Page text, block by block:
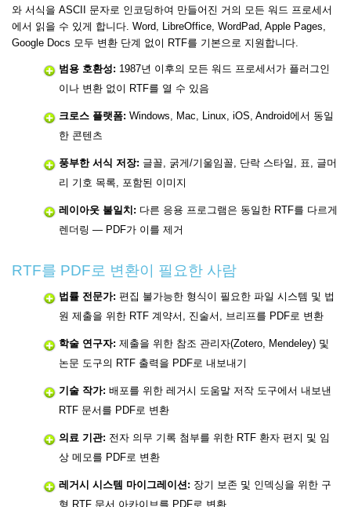
와 서식을 ASCII 문자로 인코딩하여 만들어진 거의 모든 워드 프로세서
에서 읽을 수 있게 합니다. Word, LibreOffice, WordPad, Apple Pages,
Google Docs 모두 변환 단계 없이 RTF를 기본으로 지원합니다.
범용 호환성: 1987년 이후의 모든 워드 프로세서가 플러그인
이나 변환 없이 RTF를 열 수 있음
크로스 플랫폼: Windows, Mac, Linux, iOS, Android에서 동일
한 콘텐츠
풍부한 서식 저장: 글꼴, 굵게/기울임꼴, 단락 스타일, 표, 글머
리 기호 목록, 포함된 이미지
레이아웃 불일치: 다른 응용 프로그램은 동일한 RTF를 다르게
렌더링 — PDF가 이를 제거
RTF를 PDF로 변환이 필요한 사람
법률 전문가: 편집 불가능한 형식이 필요한 파일 시스템 및 법
원 제출을 위한 RTF 계약서, 진술서, 브리프를 PDF로 변환
학술 연구자: 제출을 위한 참조 관리자(Zotero, Mendeley) 및
논문 도구의 RTF 출력을 PDF로 내보내기
기술 작가: 배포를 위한 레거시 도움말 저작 도구에서 내보낸
RTF 문서를 PDF로 변환
의료 기관: 전자 의무 기록 첨부를 위한 RTF 환자 편지 및 임
상 메모를 PDF로 변환
레거시 시스템 마이그레이션: 장기 보존 및 인덱싱을 위한 구
형 RTF 문서 아카이브를 PDF로 변환